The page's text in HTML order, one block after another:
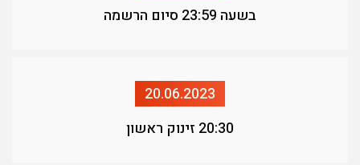
בשעה 23:59 סיום הרשמה
20.06.2023
20:30 זינוק ראשון